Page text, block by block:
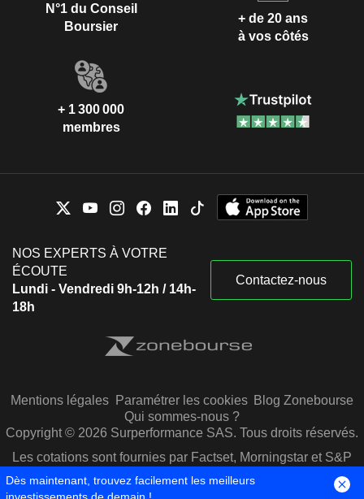
N°1 du Conseil
Boursier
+ de 20 ans
à vos côtés
+ 1 300 000
membres
NOS EXPERTS À VOTRE
ÉCOUTE
Lundi - Vendredi 9h-12h / 14h-
18h
Contactez-nous
Mentions légales Paramétrer les cookies Blog Zonebourse
Qui sommes-nous ?
Copyright © 2026 Surperformance SAS. Tous droits réservés.
Les cotations sont fournies par Factset, Morningstar et S&P
Capital IQ
Dès maintenant, trouvez facilement les meilleurs